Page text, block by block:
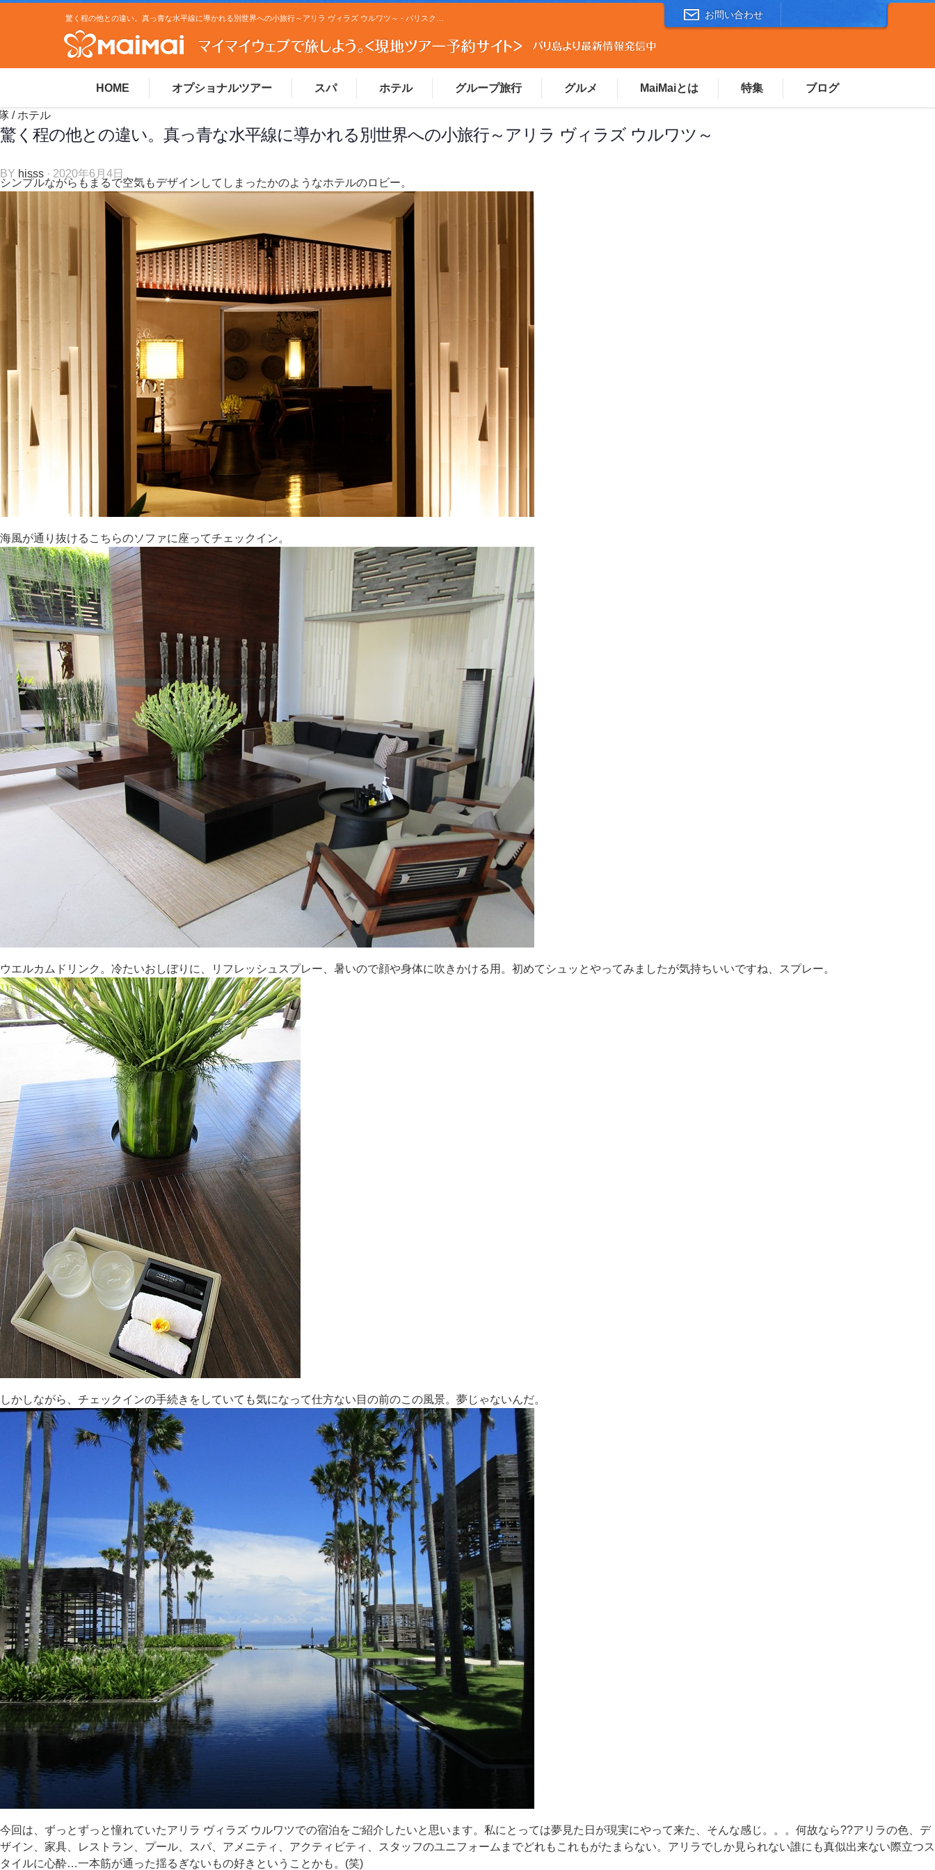
お問い合わせ
HOME オプショナルツアー スパ ホテル グループ旅行 グルメ MaiMaiとは 特集 ブログ
/ ホテル
驚く程の他との違い。真っ青な水平線に導かれる別世界への小旅行～アリラ ヴィラズ ウルワツ～
BY hisss · 2020年6月4日
シンプルながらもまるで空気もデザインしてしまったかのようなホテルのロビー。
海風が通り抜けるこちらのソファに座ってチェックイン。
ウエルカムドリンク。冷たいおしぼりに、リフレッシュスプレー、暑いので顔や身体に吹きかける用。初めてシュッとやってみましたが気持ちいいですね、スプレー。
しかしながら、チェックインの手続きをしていても気になって仕方ない目の前のこの風景。夢じゃないんだ。
今回は、ずっとずっと憧れていたアリラ ヴィラズ ウルワツでの宿泊をご紹介したいと思います。私にとっては夢見た日が現実にやって来た、そんな感じ。。。何故なら??アリラの色、デ
ザイン、家具、レストラン、プール、スパ、アメニティ、アクティビティ、スタッフのユニフォームまでどれもこれもがたまらない。アリラでしか見られない誰にも真似出来ない際立つス
タイルに心酔…一本筋が通った揺るぎないもの好きということかも。(笑)